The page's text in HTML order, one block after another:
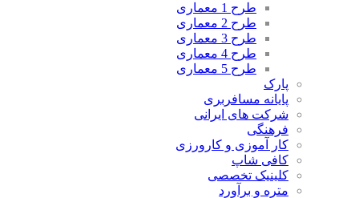
طرح 1 معماری
طرح 2 معماری
طرح 3 معماری
طرح 4 معماری
طرح 5 معماری
پارک
پایانه مسافربری
شرکت های ایرانی
فرهنگی
کار آموزی و کارورزی
کافی شاپ
کلینیک تخصصی
متره و برآورد